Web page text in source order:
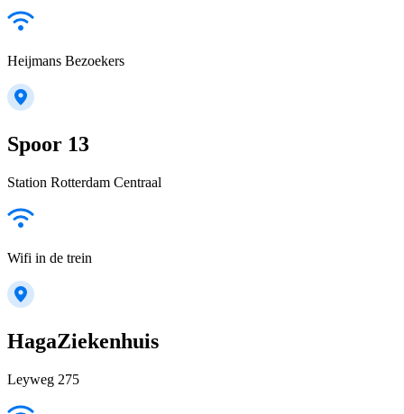
Heijmans Bezoekers
Spoor 13
Station Rotterdam Centraal
Wifi in de trein
HagaZiekenhuis
Leyweg 275